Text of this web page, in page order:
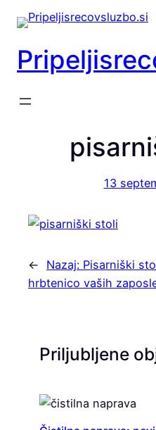
Preskoči
na
vsebino
13
← Nazaj: Pisarniški
hrbtenico vaših
Priljubljene